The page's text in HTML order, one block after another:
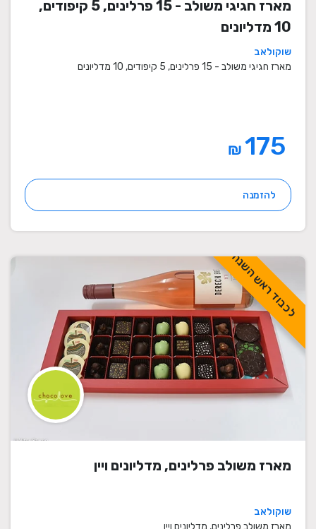
מארז חגיגי משולב - 15 פרלינים, 5 קיפודים,
10 מדליונים
שוקולאב
מארז חגיגי משולב - 15 פרלינים, 5 קיפודים, 10 מדליונים
₪
להזמנה
לכבוד ראש השנה
מארז משולב פרלינים, מדליונים ויין
שוקולאב
מארז משולב פרלינים, מדליונים ויין